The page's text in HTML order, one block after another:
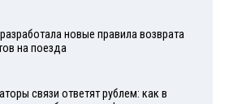
новые правила возврата
на поезда
связи ответят рублем: как в